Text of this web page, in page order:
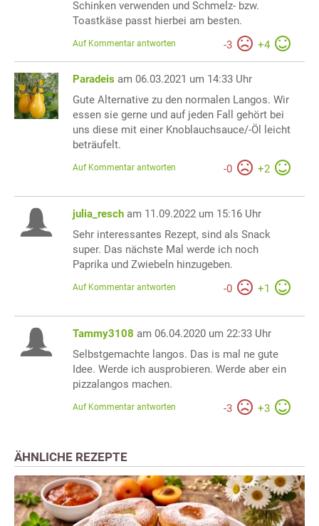
Schinken verwenden und Schmelz- bzw.
Toastkäse passt hierbei am besten.
-3 +4
Auf Kommentar antworten
Paradeis am 06.03.2021 um 14:33 Uhr
Gute Alternative zu den normalen Langos. Wir
essen sie gerne und auf jeden Fall gehört bei
uns diese mit einer Knoblauchsauce/-Öl leicht
beträufelt.
-0 +2
Auf Kommentar antworten
julia_resch am 11.09.2022 um 15:16 Uhr
Sehr interessantes Rezept, sind als Snack
super. Das nächste Mal werde ich noch
Paprika und Zwiebeln hinzugeben.
-0 +1
Auf Kommentar antworten
Tammy3108 am 06.04.2020 um 22:33 Uhr
Selbstgemachte langos. Das is mal ne gute
Idee. Werde ich ausprobieren. Werde aber ein
pizzalangos machen.
-3 +3
Auf Kommentar antworten
ÄHNLICHE REZEPTE